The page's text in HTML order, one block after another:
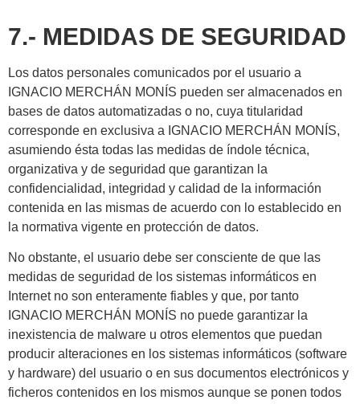
7.- MEDIDAS DE SEGURIDAD
Los datos personales comunicados por el usuario a
IGNACIO MERCHÁN MONÍS pueden ser almacenados en
bases de datos automatizadas o no, cuya titularidad
corresponde en exclusiva a IGNACIO MERCHÁN MONÍS,
asumiendo ésta todas las medidas de índole técnica,
organizativa y de seguridad que garantizan la
confidencialidad, integridad y calidad de la información
contenida en las mismas de acuerdo con lo establecido en
la normativa vigente en protección de datos.
No obstante, el usuario debe ser consciente de que las
medidas de seguridad de los sistemas informáticos en
Internet no son enteramente fiables y que, por tanto
IGNACIO MERCHÁN MONÍS no puede garantizar la
inexistencia de malware u otros elementos que puedan
producir alteraciones en los sistemas informáticos (software
y hardware) del usuario o en sus documentos electrónicos y
ficheros contenidos en los mismos aunque se ponen todos